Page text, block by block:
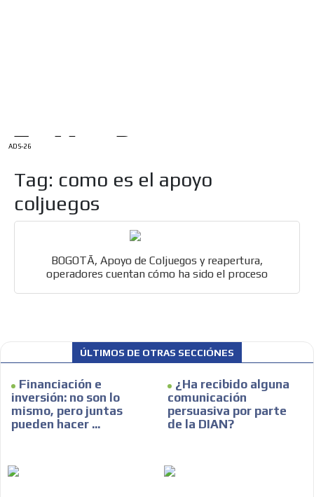
ADS-26
Tag: como es el apoyo
coljuegos
BOGOTÃ, Apoyo de Coljuegos y reapertura,
operadores cuentan cómo ha sido el proceso
ÚLTIMOS DE OTRAS SECCIÓNES
Financiación e
inversión: no son lo
mismo, pero juntas
pueden hacer ...
¿Ha recibido alguna
comunicación
persuasiva por parte
de la DIAN?